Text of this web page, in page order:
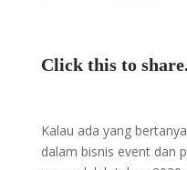
Click this to
Kalau ada yang
dalam bisnis event dan